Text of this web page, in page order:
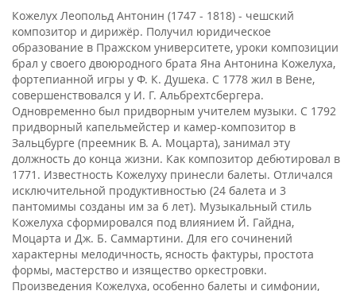
Кожелух Леопольд Антонин (1747 - 1818) - чешский
композитор и дирижёр. Получил юридическое
образование в Пражском университете, уроки композиции
брал у своего двоюродного брата Яна Антонина Кожелуха,
фортепианной игры у Ф. К. Душека. С 1778 жил в Вене,
совершенствовался у И. Г. Альбрехтсбергера.
Одновременно был придворным учителем музыки. С 1792
придворный капельмейстер и камер-композитор в
Зальцбурге (преемник В. А. Моцарта), занимал эту
должность до конца жизни. Как композитор дебютировал в
1771. Известность Кожелуху принесли балеты. Отличался
исключительной продуктивностью (24 балета и 3
пантомимы созданы им за 6 лет). Музыкальный стиль
Кожелуха сформировался под влиянием Й. Гайдна,
Моцарта и Дж. Б. Саммартини. Для его сочинений
характерны мелодичность, ясность фактуры, простота
формы, мастерство и изящество оркестровки.
Произведения Кожелуха, особенно балеты и симфонии,